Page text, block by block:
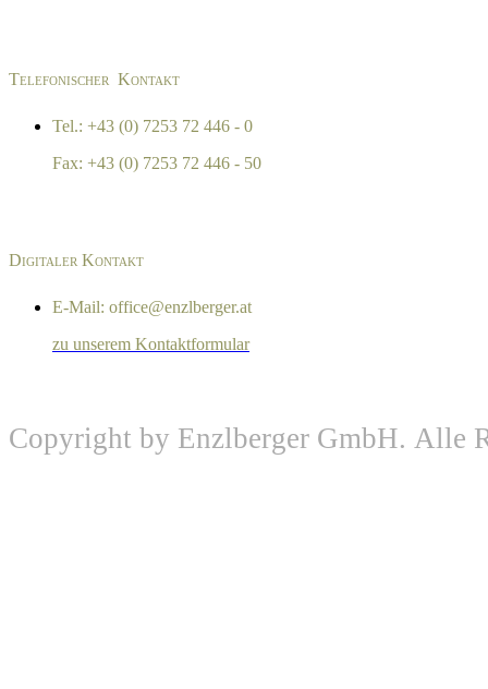
Telefonischer Kontakt
Tel.: +43 (0) 7253 72 446 - 0
Fax: +43 (0) 7253 72 446 - 50
Digitaler Kontakt
E-Mail: office@enzlberger.at
zu unserem Kontaktformular
Copyright by Enzlberger GmbH. Alle